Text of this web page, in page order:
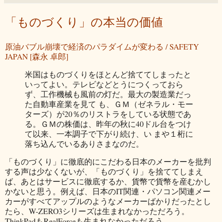
「ものづくり」の本当の価値
原油バブル崩壊で経済のパラダイムが変わる / SAFETY
JAPAN [森永 卓郎]
米国はものづくりをほとんど捨ててしまったと
いってよい。テレビなどとうにつくっておら
ず、工作機械も風前の灯だ。最大の製造業だっ
た自動車産業を見て も、ＧＭ（ゼネラル・モー
ターズ）が20％のリストラをしている状態であ
る。ＧＭの株価は、昨年の秋に40ドル台をつけ
て以来、一本調子で下がり続け、い まや１桁に
落ち込んでいるありさまなのだ。
「ものづくり」に徹底的にこだわる日本のメーカーを批判
する声は少なくないが、「ものづくり」を捨ててしまえ
ば、あとはサービスに徹底するか、貨幣で貨幣を産むかし
かないと思う。例えば、日本のIT関連・パソコン関連メー
カーがすべてアップルのようなメーカーばかりだったとし
たら、W-ZERO3シリーズは生まれなかっただろう。